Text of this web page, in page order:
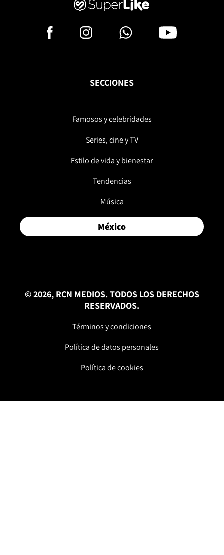
SECCIONES
Famosos y celebridades
Series, cine y TV
Estilo de vida y bienestar
Tendencias
Música
México
© 2026, RCN MEDIOS. TODOS LOS DERECHOS
RESERVADOS.
Términos y condiciones
Política de datos personales
Política de cookies